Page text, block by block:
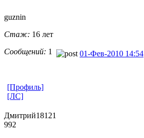
guznin
Стаж: 16 лет
Сообщений: 1 01-Фев-2010 14:54
[Профиль]
[ЛС]
Дмитрий18121
992